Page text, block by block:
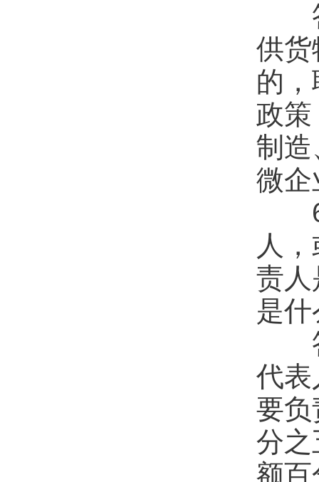
答
供货
的
政
制造
微企
6.
人
责人
是
答
代表
要负
分之
额百